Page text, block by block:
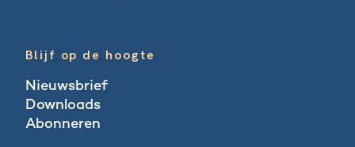
Blijf op de hoogte
Nieuwsbrief
Downloads
Abonneren